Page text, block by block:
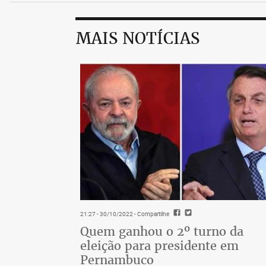
MAIS NOTÍCIAS
21:27 - 30/10/2022- Compartilhe
Quem ganhou o 2º turno da
eleição para presidente em
Pernambuco